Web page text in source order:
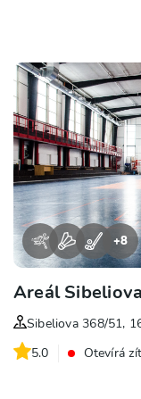
+8
Areál
Sibeliova 368/51,
5.0
Otevírá